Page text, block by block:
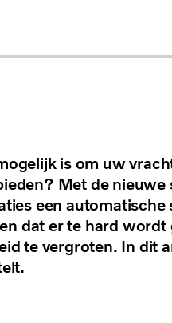
is om uw
Met de
een
dat er te hard
te vergroten. In dit